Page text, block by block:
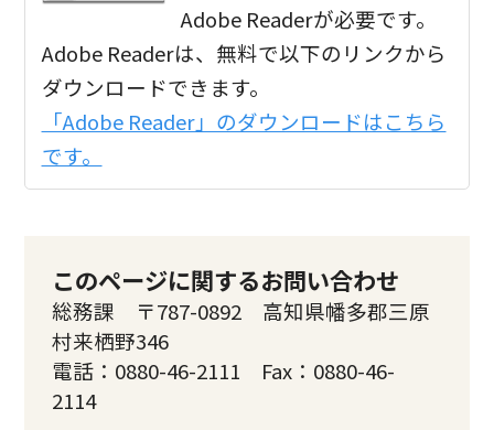
Adobe Readerが必要です。
Adobe Readerは、無料で以下のリンクから
ダウンロードできます。
「Adobe Reader」のダウンロードはこちら
です。
このページに関するお問い合わせ
総務課 〒787-0892 高知県幡多郡三原
村来栖野346
電話：0880-46-2111 Fax：0880-46-
2114